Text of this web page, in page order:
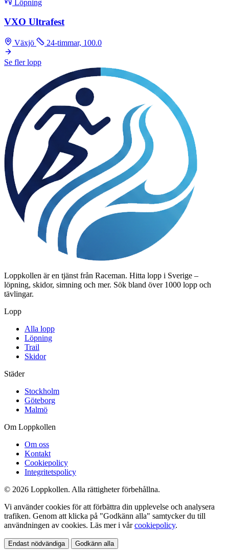
Löpning
VXO Ultrafest
Växjö 24-timmar, 100.0
Se fler lopp
Loppkollen är en tjänst från Raceman. Hitta lopp i Sverige –
löpning, skidor, simning och mer. Sök bland över 1000 lopp och
tävlingar.
Lopp
Alla lopp
Löpning
Trail
Skidor
Städer
Stockholm
Göteborg
Malmö
Om Loppkollen
Om oss
Kontakt
Cookiepolicy
Integritetspolicy
© 2026 Loppkollen. Alla rättigheter förbehållna.
Vi använder cookies för att förbättra din upplevelse och analysera
trafiken. Genom att klicka på "Godkänn alla" samtycker du till
användningen av cookies. Läs mer i vårcookiepolicy.
Endast nödvändiga Godkänn alla